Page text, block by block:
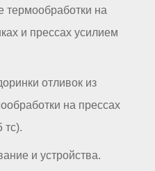
термообработки на
и прессах усилием
отливок из
на прессах
тс).
и устройства.